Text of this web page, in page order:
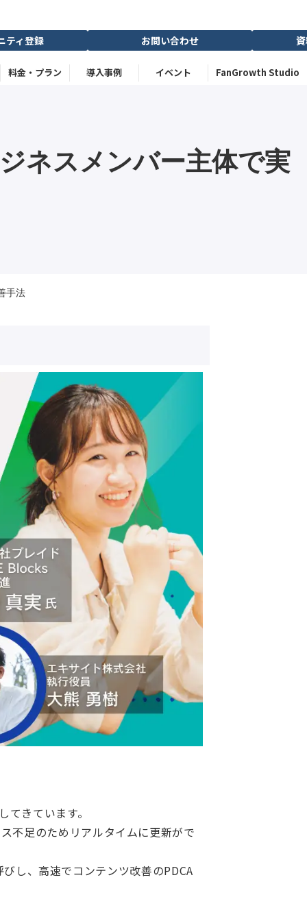
ティ登録 お問い合わせ
料金・プラン 導入事例 イベント FanGrowth Studio
ネスメンバー主体で実
手法
きています。
不足のためリアルタイムに更新がで
し、高速でコンテンツ改善のPDCA